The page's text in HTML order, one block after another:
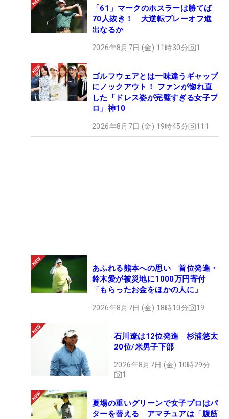
「61」マークのホスラーは勝てば
70人抜き！ 大逆転プレーオフ進
出なるか
2026年8月7日 (金) 11時30分 1
ゴルフウェアとは一味違うギャップ
にノックアウト！ ファンが惚れ直
した「ドレス姿が完璧すぎる女子プ
ロ」神10
2026年8月7日 (金) 19時45分 111
あふれる熊本への思い 首位発進・
鈴木愛が被災地に1000万円寄付
「もらったお金をほかの人に」
2026年8月7日 (金) 18時10分 19
石川遼は12位発進 杉浦悠太
20位/米男子下部
2026年8月7日 (金) 10時29分
1
夏場の重いグリーンで女子プロはパ
ターを替える アマチュアは「腹筋